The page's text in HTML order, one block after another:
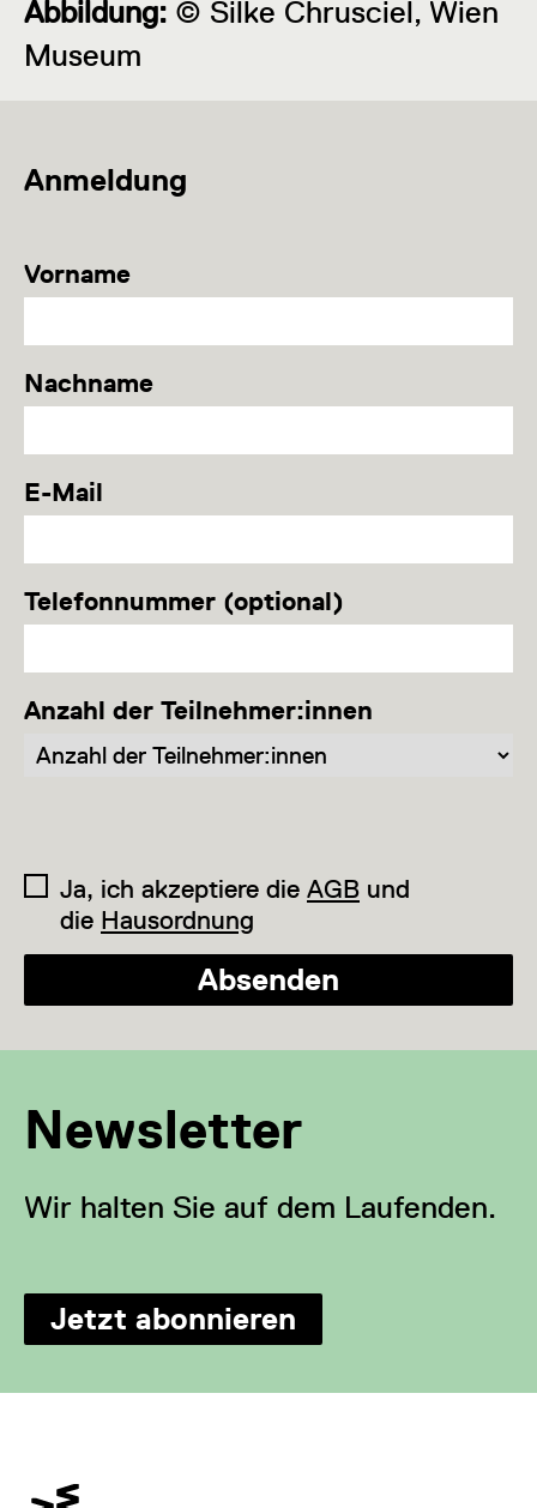
Abbildung: © Silke Chrusciel, Wien
Museum
Anmeldung
Vorname
Nachname
E-Mail
Telefonnummer (optional)
Anzahl der Teilnehmer:innen
Ja, ich akzeptiere die AGB und
die Hausordnung
Absenden
Newsletter
Wir halten Sie auf dem Laufenden.
Jetzt abonnieren